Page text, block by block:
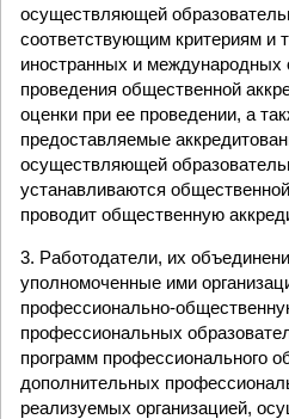
осуществляющей
соответствующим критериям и
иностранных и международных
проведения общественной
оценки при ее проведении, а
предоставляемые
осуществляющей
устанавливаются
проводит общественную
3. Работодатели, их
уполномоченные ими
профессионально-
профессиональных
программ профессионального
дополнительных
реализуемых организацией,